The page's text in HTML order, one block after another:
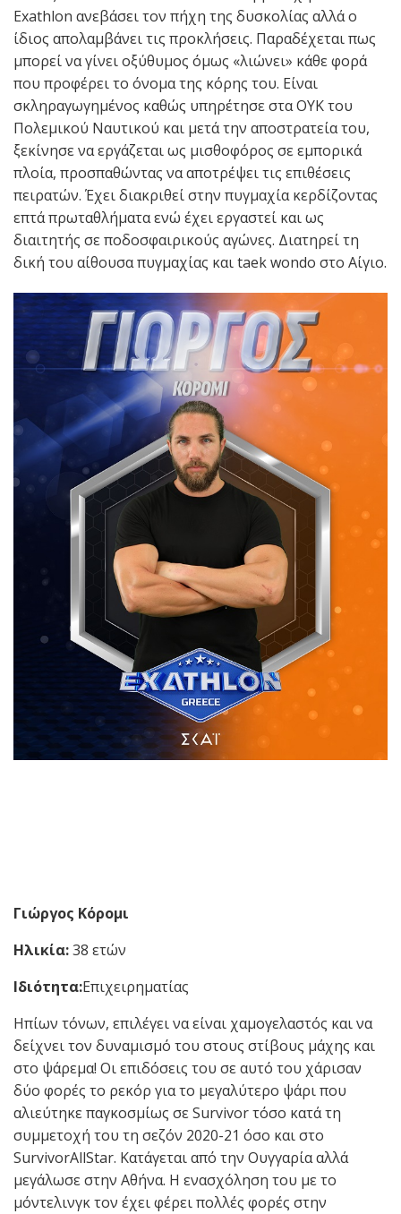
Exathlon ανεβάσει τον πήχη της δυσκολίας αλλά ο
ίδιος απολαμβάνει τις προκλήσεις. Παραδέχεται πως
μπορεί να γίνει οξύθυμος όμως «λιώνει» κάθε φορά
που προφέρει το όνομα της κόρης του. Είναι
σκληραγωγημένος καθώς υπηρέτησε στα ΟΥΚ του
Πολεμικού Ναυτικού και μετά την αποστρατεία του,
ξεκίνησε να εργάζεται ως μισθοφόρος σε εμπορικά
πλοία, προσπαθώντας να αποτρέψει τις επιθέσεις
πειρατών. Έχει διακριθεί στην πυγμαχία κερδίζοντας
επτά πρωταθλήματα ενώ έχει εργαστεί και ως
διαιτητής σε ποδοσφαιρικούς αγώνες. Διατηρεί τη
δική του αίθουσα πυγμαχίας και taek wondo στο Αίγιο.
Γιώργος Κόρομι
Ηλικία:38 ετών
Ιδιότητα:Επιχειρηματίας
Ηπίων τόνων, επιλέγει να είναι χαμογελαστός και να
δείχνει τον δυναμισμό του στους στίβους μάχης και
στο ψάρεμα! Οι επιδόσεις του σε αυτό του χάρισαν
δύο φορές το ρεκόρ για το μεγαλύτερο ψάρι που
αλιεύτηκε παγκοσμίως σε Survivor τόσο κατά τη
συμμετοχή του τη σεζόν 2020-21 όσο και στο
SurvivorAllStar. Κατάγεται από την Ουγγαρία αλλά
μεγάλωσε στην Αθήνα. Η ενασχόληση του με το
μόντελινγκ τον έχει φέρει πολλές φορές στην